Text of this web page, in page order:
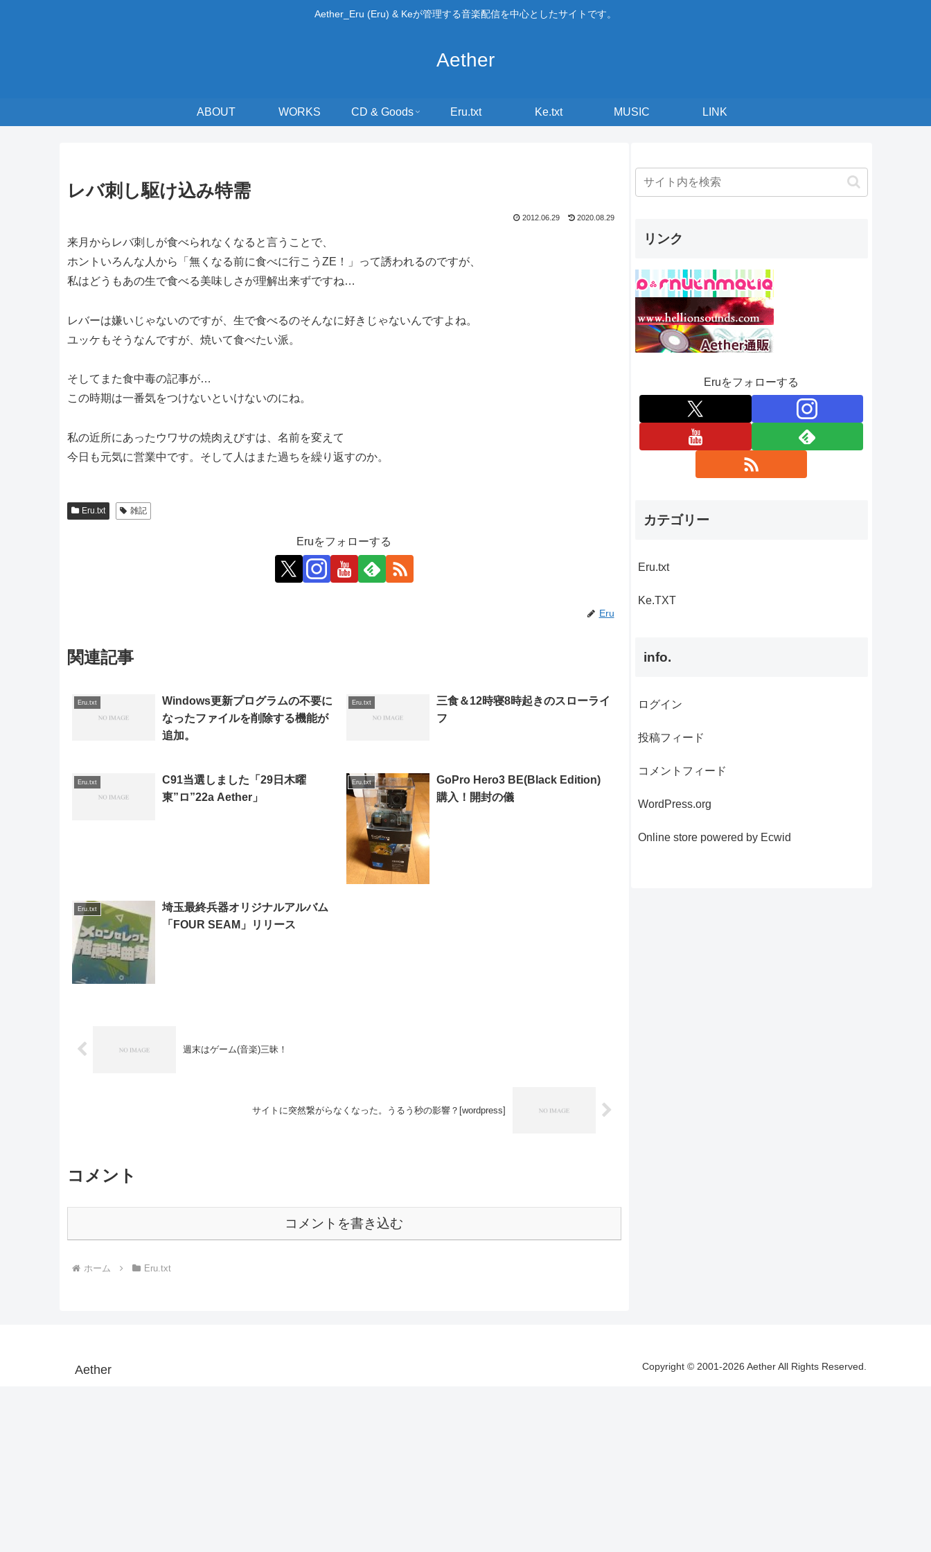
Aether_Eru (Eru) & Keが管理する音楽配信を中心としたサイトです。
Aether
ABOUT WORKS CD & Goods Eru.txt Ke.txt MUSIC LINK
レバ刺し駆け込み特需
2012.06.29 2020.08.29
来月からレバ刺しが食べられなくなると言うことで、
ホントいろんな人から「無くなる前に食べに行こうZE！」って誘われるのですが、
私はどうもあの生で食べる美味しさが理解出来ずですね…
レバーは嫌いじゃないのですが、生で食べるのそんなに好きじゃないんですよね。
ユッケもそうなんですが、焼いて食べたい派。
そしてまた食中毒の記事が…
この時期は一番気をつけないといけないのにね。
私の近所にあったウワサの焼肉えびすは、名前を変えて
今日も元気に営業中です。そして人はまた過ちを繰り返すのか。
Eru.txt 雑記
Eruをフォローする
Eru
関連記事
Eru.txt
Windows更新プログラムの不要に
なったファイルを削除する機能が
追加。
Eru.txt
三食＆12時寝8時起きのスローライ
フ
Eru.txt
C91当選しました「29日木曜
東”ロ”22a Aether」
Eru.txt
GoPro Hero3 BE(Black Edition)
購入！開封の儀
Eru.txt
埼玉最終兵器オリジナルアルバム
「FOUR SEAM」リリース
週末はゲーム(音楽)三昧！
サイトに突然繋がらなくなった。うるう秒の影響？[wordpress]
コメント
コメントを書き込む
ホーム Eru.txt
リンク
Eruをフォローする
カテゴリー
Eru.txt
Ke.TXT
info.
ログイン
投稿フィード
コメントフィード
WordPress.org
Online store powered by Ecwid
Aether Copyright © 2001-2026 Aether All Rights Reserved.